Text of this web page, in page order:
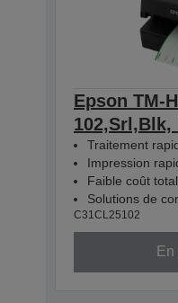
Epson TM-
102,Srl,Blk,
Traitement
Impression
Faible coût
Solutions de
C31CL25102